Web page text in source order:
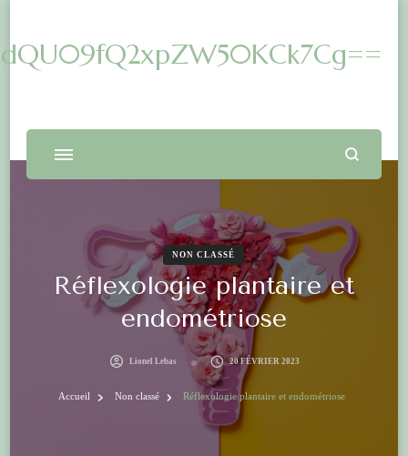
NON CLASSÉ
Réflexologie plantaire et
endométriose
Lionel Lebas 20 FÉVRIER 2023
Accueil Non classé Réflexologie plantaire et endométriose